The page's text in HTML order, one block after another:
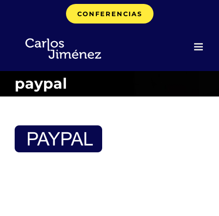
CONFERENCIAS
paypal